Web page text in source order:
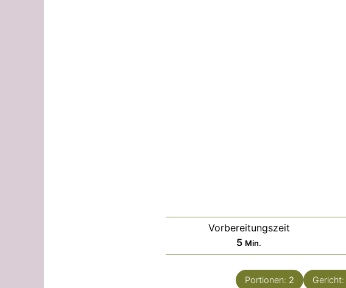
Vorbereitungszeit
5Minuten
Min.
Portionen: 2 Gericht: